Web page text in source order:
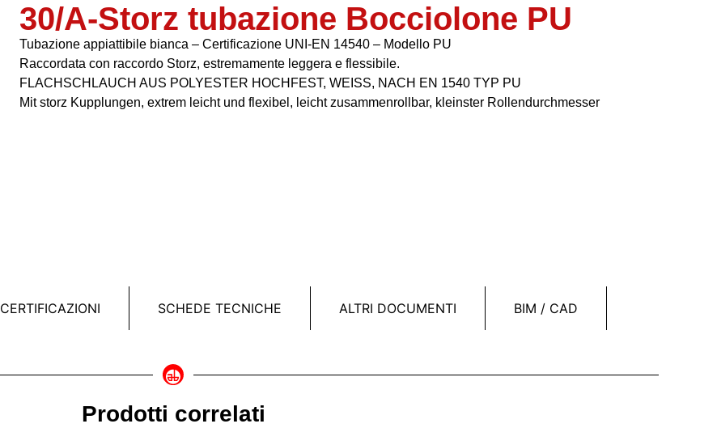
30/A-Storz tubazione Bocciolone PU
Tubazione appiattibile bianca – Certificazione UNI-EN 14540 – Modello PU
Raccordata con raccordo Storz, estremamente leggera e flessibile.
FLACHSCHLAUCH AUS POLYESTER HOCHFEST, WEISS, NACH EN 1540 TYP PU
Mit storz Kupplungen, extrem leicht und flexibel, leicht zusammenrollbar, kleinster Rollendurchmesser
CERTIFICAZIONI SCHEDE TECNICHE ALTRI DOCUMENTI BIM / CAD
Prodotti correlati